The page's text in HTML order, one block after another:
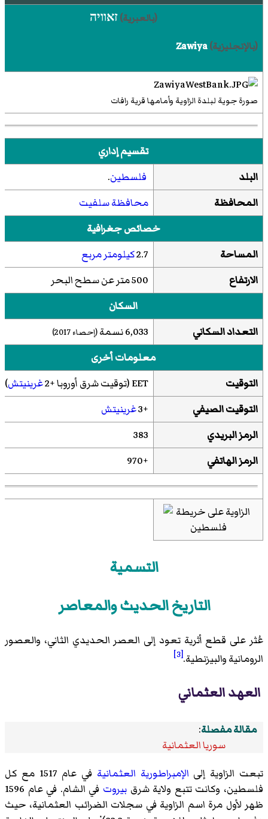
(بالعبرية)זאוויה
(بالإنجليزية)
صورة جوية لبلدة الزاوية وأمامها قرية رافات
تقسيم إداري
البلد
فلسطين.
المحافظة
محافظة سلفيت
خصائص جغرافية
المساحة
2.7كيلومتر مربع
الارتفاع
500 متر عن سطح البحر
السكان
التعداد السكاني
6,033 نسمة (إحصاء 2017)
معلومات أخرى
التوقيت
EET (توقيت شرق أوروبا +2 غرينيتش)
التوقيت الصيفي
+3 غرينيتش
الرمز البريدي
383
الرمز الهاتفي
+970
التسمية
التاريخ الحديث والمعاصر
عُثر على قطع أثرية تعود إلى العصر الحديدي الثاني، والعصور
الرومانية والبيزنطية.[3]
العهد العثماني
مقالة مفصلة:
سوريا العثمانية
تبعت الزاوية إلى الإمبراطورية العثمانية
في عام 1517 مع كل
فلسطين، وكانت تتبع ولاية شرق بيروت
في الشام. في عام 1596
ظهر لأول مرة اسم الزاوية في سجلات الضرائب العثمانية، حيث